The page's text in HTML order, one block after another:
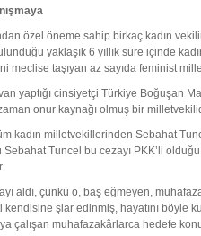
özel öneme sahip birkaç kadın
yaklaşık 6 yıllık süre içinde
meclise taşıyan az sayıda feminist
yaptığı cinsiyetçi Türkiye Boğuşan
onur kaynağı olmuş bir
kadın milletvekillerinden Sebahat
Tuncel bu cezayı PKK’li
aldı, çünkü o, baş eğmeyen,
şiar edinmiş, hayatını böyle
çalışan muhafazakârlarca hedefe